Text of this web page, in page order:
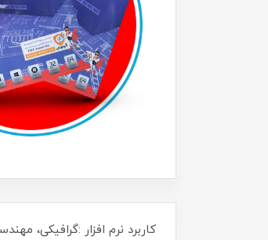
کاربرد نرم